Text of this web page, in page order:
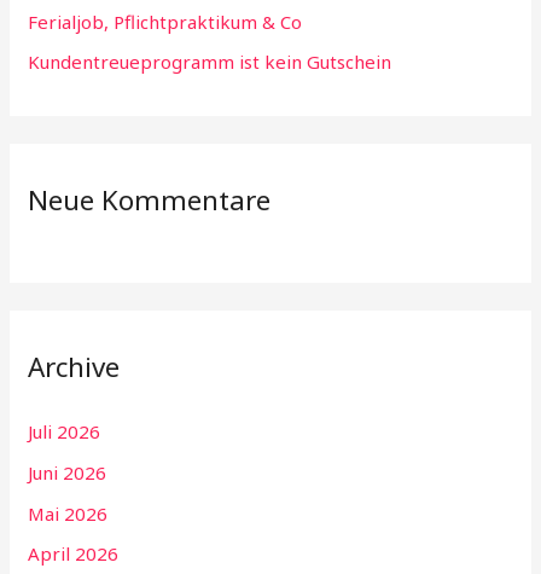
Ferialjob, Pflichtpraktikum & Co
Kundentreueprogramm ist kein Gutschein
Neue Kommentare
Archive
Juli 2026
Juni 2026
Mai 2026
April 2026